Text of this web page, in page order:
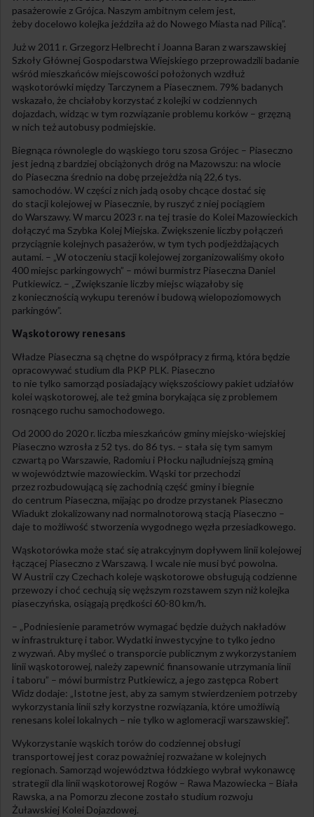
pasażerowie z Grójca. Naszym ambitnym celem jest,
żeby docelowo kolejka jeździła aż do Nowego Miasta nad Pilicą”.
Już w 2011 r. Grzegorz Helbrecht i Joanna Baran z warszawskiej
Szkoły Głównej Gospodarstwa Wiejskiego przeprowadzili badanie
wśród mieszkańców miejscowości położonych wzdłuż
wąskotorówki między Tarczynem a Piasecznem. 79% badanych
wskazało, że chciałoby korzystać z kolejki w codziennych
dojazdach, widząc w tym rozwiązanie problemu korków – grzęzną
w nich też autobusy podmiejskie.
Biegnąca równolegle do wąskiego toru szosa Grójec – Piaseczno
jest jedną z bardziej obciążonych dróg na Mazowszu: na wlocie
do Piaseczna średnio na dobę przejeżdża nią 22,6 tys.
samochodów. W części z nich jadą osoby chcące dostać się
do stacji kolejowej w Piasecznie, by ruszyć z niej pociągiem
do Warszawy. W marcu 2023 r. na tej trasie do Kolei Mazowieckich
dołączyć ma Szybka Kolej Miejska. Zwiększenie liczby połączeń
przyciągnie kolejnych pasażerów, w tym tych podjeżdżających
autami. – „W otoczeniu stacji kolejowej zorganizowaliśmy około
400 miejsc parkingowych” – mówi burmistrz Piaseczna Daniel
Putkiewicz. – „Zwiększanie liczby miejsc wiązałoby się
z koniecznością wykupu terenów i budową wielopoziomowych
parkingów”.
Wąskotorowy renesans
Władze Piaseczna są chętne do współpracy z firmą, która będzie
opracowywać studium dla PKP PLK. Piaseczno
to nie tylko samorząd posiadający większościowy pakiet udziałów
kolei wąskotorowej, ale też gmina borykająca się z problemem
rosnącego ruchu samochodowego.
Od 2000 do 2020 r. liczba mieszkańców gminy miejsko-wiejskiej
Piaseczno wzrosła z 52 tys. do 86 tys. – stała się tym samym
czwartą po Warszawie, Radomiu i Płocku najludniejszą gminą
w województwie mazowieckim. Wąski tor przechodzi
przez rozbudowującą się zachodnią część gminy i biegnie
do centrum Piaseczna, mijając po drodze przystanek Piaseczno
Wiadukt zlokalizowany nad normalnotorową stacją Piaseczno –
daje to możliwość stworzenia wygodnego węzła przesiadkowego.
Wąskotorówka może stać się atrakcyjnym dopływem linii kolejowej
łączącej Piaseczno z Warszawą. I wcale nie musi być powolna.
W Austrii czy Czechach koleje wąskotorowe obsługują codzienne
przewozy i choć cechują się węższym rozstawem szyn niż kolejka
piaseczyńska, osiągają prędkości 60-80 km/h.
– „Podniesienie parametrów wymagać będzie dużych nakładów
w infrastrukturę i tabor. Wydatki inwestycyjne to tylko jedno
z wyzwań. Aby myśleć o transporcie publicznym z wykorzystaniem
linii wąskotorowej, należy zapewnić finansowanie utrzymania linii
i taboru” – mówi burmistrz Putkiewicz, a jego zastępca Robert
Widz dodaje: „Istotne jest, aby za samym stwierdzeniem potrzeby
wykorzystania linii szły korzystne rozwiązania, które umożliwią
renesans kolei lokalnych – nie tylko w aglomeracji warszawskiej”.
Wykorzystanie wąskich torów do codziennej obsługi
transportowej jest coraz poważniej rozważane w kolejnych
regionach. Samorząd województwa łódzkiego wybrał wykonawcę
strategii dla linii wąskotorowej Rogów – Rawa Mazowiecka – Biała
Rawska, a na Pomorzu zlecone zostało studium rozwoju
Żuławskiej Kolei Dojazdowej.